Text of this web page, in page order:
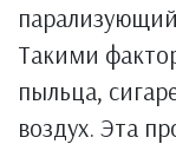
Такими
пыльца,
воздух. Эта